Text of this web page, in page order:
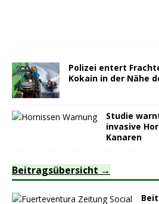
Polizei entert
Kokain in der Nähe
Studie
invasive
Kanaren
Beitragsübersicht